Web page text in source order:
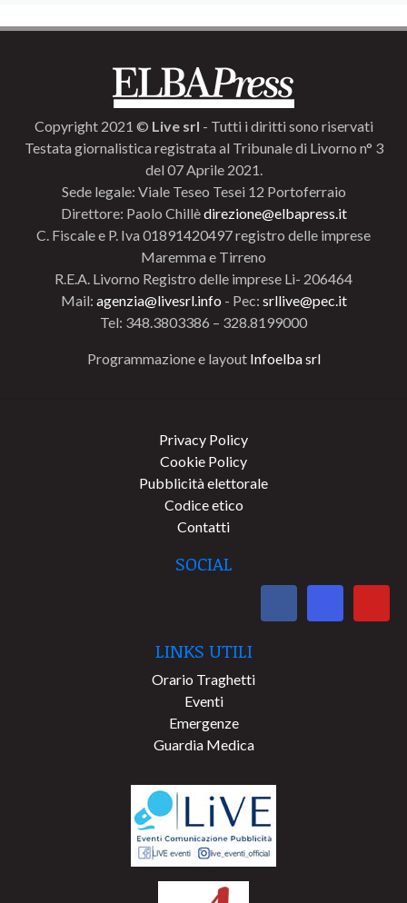
Copyright 2021 © Live srl - Tutti i diritti sono riservati
Testata giornalistica registrata al Tribunale di Livorno n° 3
del 07 Aprile 2021.
Sede legale: Viale Teseo Tesei 12 Portoferraio
Direttore: Paolo Chillèdirezione@elbapress.it
C. Fiscale e P. Iva 01891420497 registro delle imprese
Maremma e Tirreno
R.E.A. Livorno Registro delle imprese Li- 206464
Mail: agenzia@livesrl.info - Pec: srllive@pec.it
Tel: 348.3803386 – 328.8199000
Programmazione e layout Infoelba srl
Privacy Policy
Cookie Policy
Pubblicità elettorale
Codice etico
Contatti
SOCIAL
LINKS UTILI
Orario Traghetti
Eventi
Emergenze
Guardia Medica